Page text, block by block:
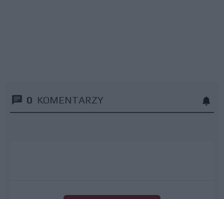
0 KOMENTARZY